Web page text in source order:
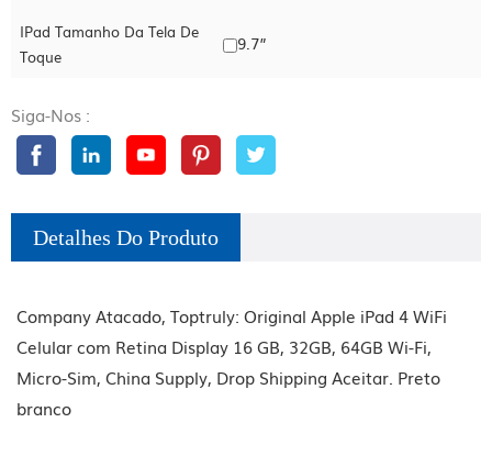
IPad Tamanho Da Tela De
Toque
9.7”
Siga-Nos :
Detalhes Do Produto
Company Atacado, Toptruly: Original Apple iPad 4 WiFi
Celular com Retina Display 16 GB, 32GB, 64GB Wi-Fi,
Micro-Sim, China Supply, Drop Shipping Aceitar. Preto
branco